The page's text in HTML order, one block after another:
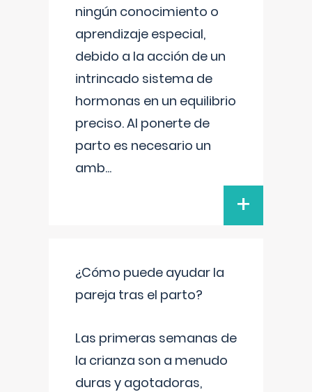
ningún conocimiento o
aprendizaje especial,
debido a la acción de un
intrincado sistema de
hormonas en un equilibrio
preciso. Al ponerte de
parto es necesario un
amb...
+
¿Cómo puede ayudar la
pareja tras el parto?
Las primeras semanas de
la crianza son a menudo
duras y agotadoras,